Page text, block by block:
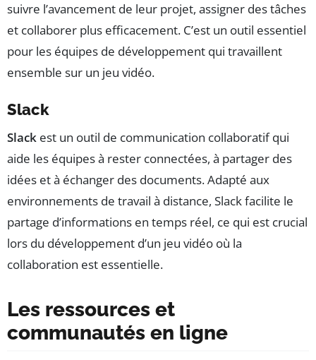
suivre l’avancement de leur projet, assigner des tâches
et collaborer plus efficacement. C’est un outil essentiel
pour les équipes de développement qui travaillent
ensemble sur un jeu vidéo.
Slack
Slack est un outil de communication collaboratif qui
aide les équipes à rester connectées, à partager des
idées et à échanger des documents. Adapté aux
environnements de travail à distance, Slack facilite le
partage d’informations en temps réel, ce qui est crucial
lors du développement d’un jeu vidéo où la
collaboration est essentielle.
Les ressources et
communautés en ligne